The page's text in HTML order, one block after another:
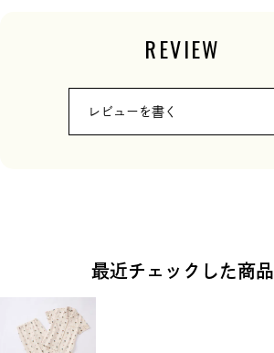
REVIEW
レビューを書く
最近チェックした商品